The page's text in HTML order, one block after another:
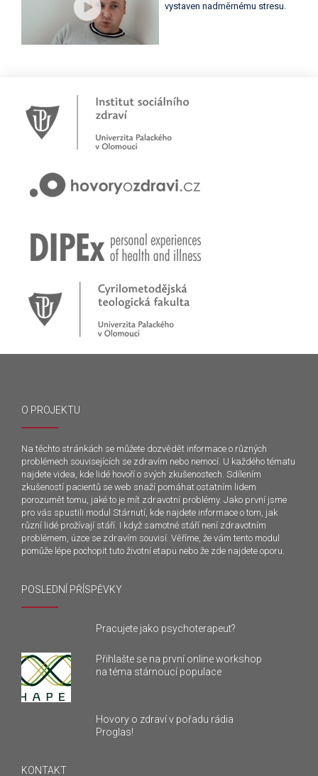
vystaven nadměrnému stresu.
O PROJEKTU
Na těchto stránkách se můžete dozvědět informace o různých
problémech souvisejících se zdravím nebo nemocí. U každého tématu
najdete videa, kde lidé hovoří o svých zkušenostech. Sdílením
zkušeností pacientů se web snaží pomáhat ostatním lidem
porozumět tomu, jaké to je mít zdravotní problémy. Jako první jsme
pro vás spustili modul Stárnutí, kde najdete informace o tom, jak
různí lidé prožívají stáří. I když samotné stáří není zdravotním
problémem, úzce se zdravím souvisí. Věříme, že vám tento modul
pomůže lépe pochopit tuto životní etapu nebo že zde najdete oporu.
POSLEDNÍ PŘÍSPĚVKY
Pracujete jako psychoterapeut?
Přihlašte se na první online workshop
na téma stárnoucí populace
Hovory o zdraví v pořadu rádia
Proglas!
KONTAKT